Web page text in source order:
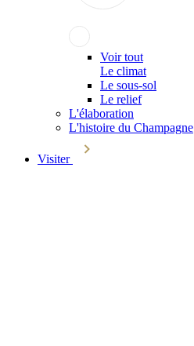
Voir tout
Le climat
Le sous-sol
Le relief
L'élaboration
L'histoire du Champagne
Visiter